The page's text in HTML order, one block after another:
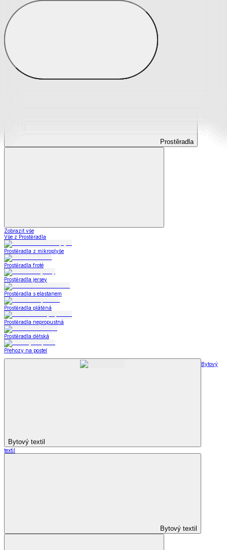
Prostěradla
Prostěradla
Zobrazit vše
Vše z Prostěradla
Prostěradla z mikroplyše
Prostěradla froté
Prostěradla jersey
Prostěradla s elastanem
Prostěradla plátěná
Prostěradla nepropustná
Prostěradla dětská
Přehozy na postel
Bytový textil
Bytový
textil
Bytový textil